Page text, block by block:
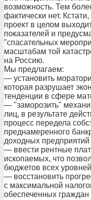
возможность. Тем
фактически нет.
проект в целом
показателей и
"спасательных
масштабам той
на Россию.
Мы предлагаем:
— установить
которая разрушает
тенденции в сфере
— "заморозить"
лиц, в результате
процесс передела
преднамеренного
доходных предприятий
— ввести рентные
ископаемых, что
бюджетов всех
— восстановить
с максимальной
обеспеченных граждан